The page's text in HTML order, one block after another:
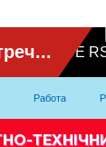
Работа